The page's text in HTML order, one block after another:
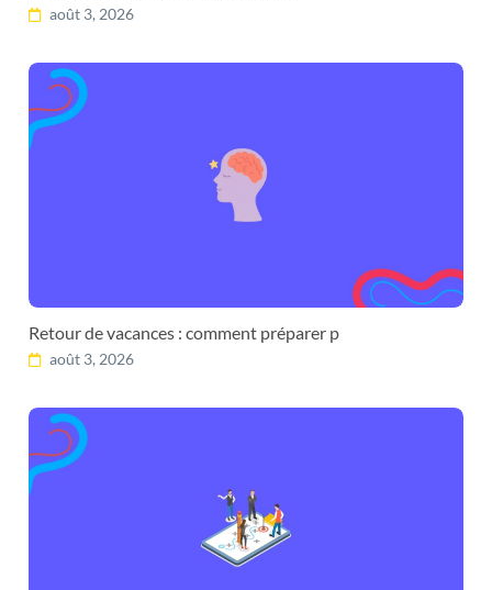
août 3, 2026
Retour de vacances : comment préparer p
août 3, 2026